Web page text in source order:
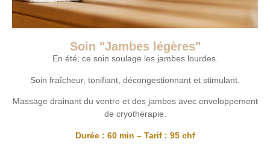
Soin "Jambes légères"
En été, ce soin soulage les jambes lourdes.
Soin fraîcheur, tonifiant, décongestionnant et stimulant.
Massage drainant du ventre et des jambes avec enveloppement
de cryothérapie.
Durée : 60 min – Tarif : 95 chf